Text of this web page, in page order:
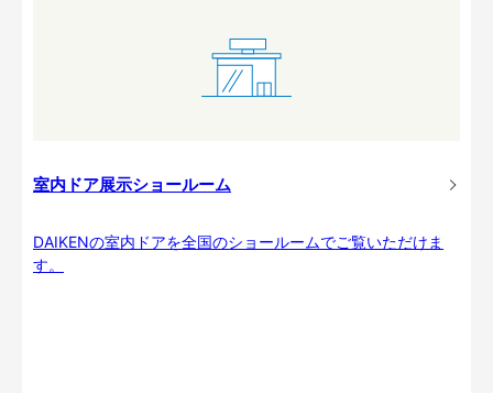
室内ドア展示ショールーム
DAIKENの室内ドアを全国のショールームでご覧いただけま
す。